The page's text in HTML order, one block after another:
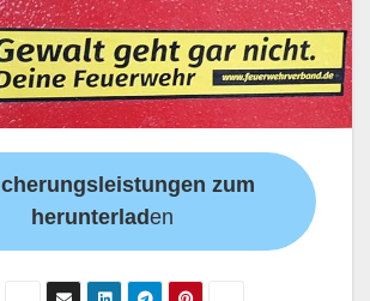
zum
herunterladen